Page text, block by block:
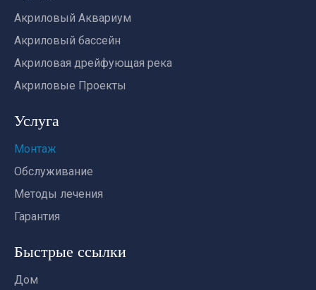
Акриловый Аквариум
Акриловый бассейн
Акриловая дрейфующая река
Акриловые Проекты
Услуга
Монтаж
Обслуживание
Методы лечения
Гарантия
Быстрые ссылки
Дом